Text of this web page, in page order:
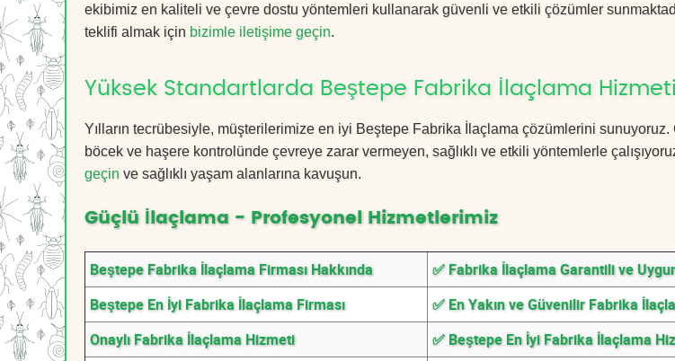
ekibimiz en kaliteli ve çevre dostu yöntemleri kullanarak güvenli ve etkili çözümler
teklifi almak için bizimle iletişime geçin.
Yüksek Standartlarda Beştepe Fabrika İlaçlama Hizmeti
Yılların tecrübesiyle, müşterilerimize en iyi Beştepe Fabrika İlaçlama çözümlerini
böcek ve haşere kontrolünde çevreye zarar vermeyen, sağlıklı ve etkili yöntemlerle
geçin ve sağlıklı yaşam alanlarına kavuşun.
Güçlü İlaçlama - Profesyonel Hizmetlerimiz
Beştepe Fabrika İlaçlama Firması Hakkında
✅ Fabrika İlaçlama Garantili ve
Beştepe En İyi Fabrika İlaçlama Firması
✅ En Yakın ve Güvenilir Fabrika
Onaylı Fabrika İlaçlama Hizmeti
✅ Beştepe En İyi Fabrika İlaçlama